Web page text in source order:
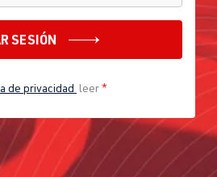
SESIÓN
de privacidad leer*